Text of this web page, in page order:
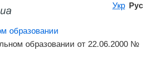
Укр Рус
образовании
образовании от 22.06.2000 №